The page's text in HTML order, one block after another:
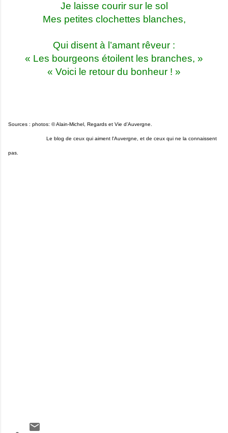
Je laisse courir sur le sol
Mes petites clochettes blanches,
Qui disent à l’amant rêveur :
« Les bourgeons étoilent les branches, »
« Voici le retour du bonheur ! »
Sources : photos: © Alain-Michel, Regards et Vie d'Auvergne.
Le blog de ceux qui aiment l'Auvergne, et de ceux qui ne la connaissent
pas.